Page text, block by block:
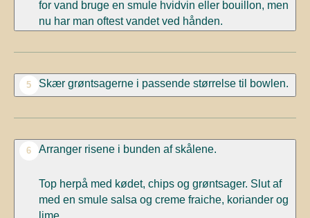
for vand bruge en smule hvidvin eller bouillon, men
nu har man oftest vandet ved hånden.
5 Skær grøntsagerne i passende størrelse til bowlen.
6 Arranger risene i bunden af skålene.
Top herpå med kødet, chips og grøntsager. Slut af
med en smule salsa og creme fraiche, koriander og
lime.